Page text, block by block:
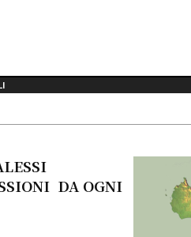
DA OGNI